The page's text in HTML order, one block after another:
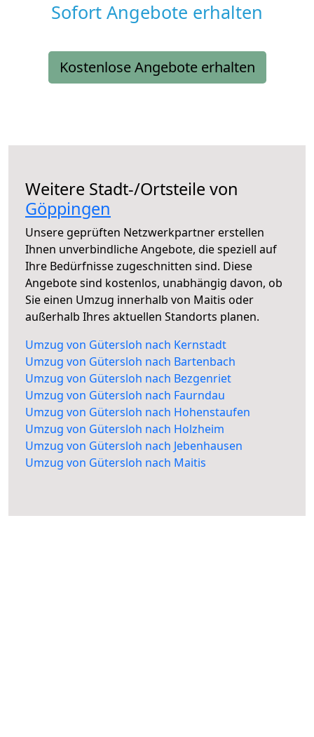
Sofort Angebote erhalten
Kostenlose Angebote erhalten
Weitere Stadt-/Ortsteile von
Göppingen
Unsere geprüften Netzwerkpartner erstellen
Ihnen unverbindliche Angebote, die speziell auf
Ihre Bedürfnisse zugeschnitten sind. Diese
Angebote sind kostenlos, unabhängig davon, ob
Sie einen Umzug innerhalb von Maitis oder
außerhalb Ihres aktuellen Standorts planen.
Umzug von Gütersloh nach Kernstadt
Umzug von Gütersloh nach Bartenbach
Umzug von Gütersloh nach Bezgenriet
Umzug von Gütersloh nach Faurndau
Umzug von Gütersloh nach Hohenstaufen
Umzug von Gütersloh nach Holzheim
Umzug von Gütersloh nach Jebenhausen
Umzug von Gütersloh nach Maitis